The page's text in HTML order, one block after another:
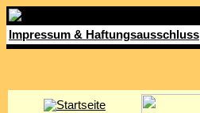
Impressum & Haftungsausschluss